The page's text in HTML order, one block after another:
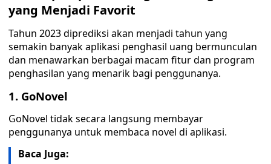
yang Menjadi Favorit
Tahun 2023 diprediksi akan menjadi tahun yang
semakin banyak aplikasi penghasil uang bermunculan
dan menawarkan berbagai macam fitur dan program
penghasilan yang menarik bagi penggunanya.
1. GoNovel
GoNovel tidak secara langsung membayar
penggunanya untuk membaca novel di aplikasi.
Baca Juga: